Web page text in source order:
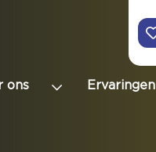
ons Ervaringen